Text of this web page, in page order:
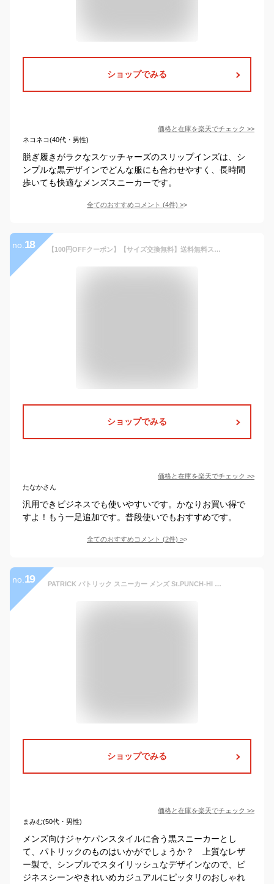
ショップでみる
価格と在庫を楽天でチェック >>
ネコネコ(40代・男性)
脱ぎ履きがラクなスケッチャーズのスリップインズは、シ
ンプルな黒デザインでどんな服にも合わせやすく、長時間
歩いても快適なメンズスニーカーです。
全てのおすすめコメント (4件) >
no. 18 【100円OFFクーポン】【サイズ交換無料】送料無料スニーカー メンズ レディース 黒 おしゃれ メッシュ 厚底 ウォーキングシューズ 靴 幅広 歩きやすい 中学生 シューズ スポーツシューズ カジュアル ウォーキング ジュニア 通勤 通学 弾力性 通気性 運動靴 疲れにくい 超軽量
ショップでみる
価格と在庫を楽天でチェック >>
たなかさん
汎用できビジネスでも使いやすいです。かなりお買い得で
すよ！もう一足追加です。普段使いでもおすすめです。
全てのおすすめコメント (2件) >
no. 19 PATRICK パトリック スニーカー メンズ St.PUNCH-HI セント パンチ ハイ 18551 BLK ブラック 黒 ハイカット
ショップでみる
価格と在庫を楽天でチェック >>
まみむ(50代・男性)
メンズ向けジャケパンスタイルに合う黒スニーカーとし
て、パトリックのものはいかがでしょうか？ 上質なレザ
ー製で、シンプルでスタイリッシュなデザインなので、ビ
ジネスシーンやきれいめカジュアルにピッタリのおしゃれ